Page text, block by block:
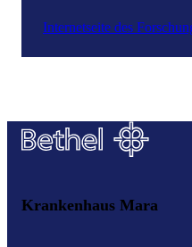
Internetseite des
Krankenhaus Mara